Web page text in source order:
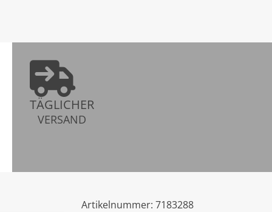
TÄGLICHER
VERSAND
Artikelnummer:7183288